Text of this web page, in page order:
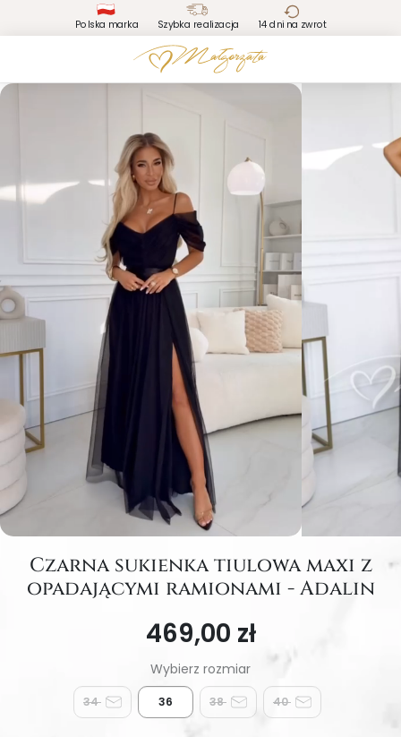
Polska marka Szybka realizacja 14 dni na zwrot
Czarna sukienka tiulowa maxi z
opadającymi ramionami - Adalin
469,00 zł
34 36 38 40